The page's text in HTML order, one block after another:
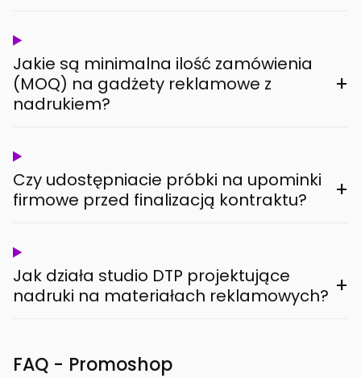
Jakie są minimalna ilość zamówienia
(MOQ) na gadżety reklamowe z
nadrukiem?
+
Czy udostępniacie próbki na upominki
firmowe przed finalizacją kontraktu?
+
Jak działa studio DTP projektujące
nadruki na materiałach reklamowych? +
FAQ - Promoshop